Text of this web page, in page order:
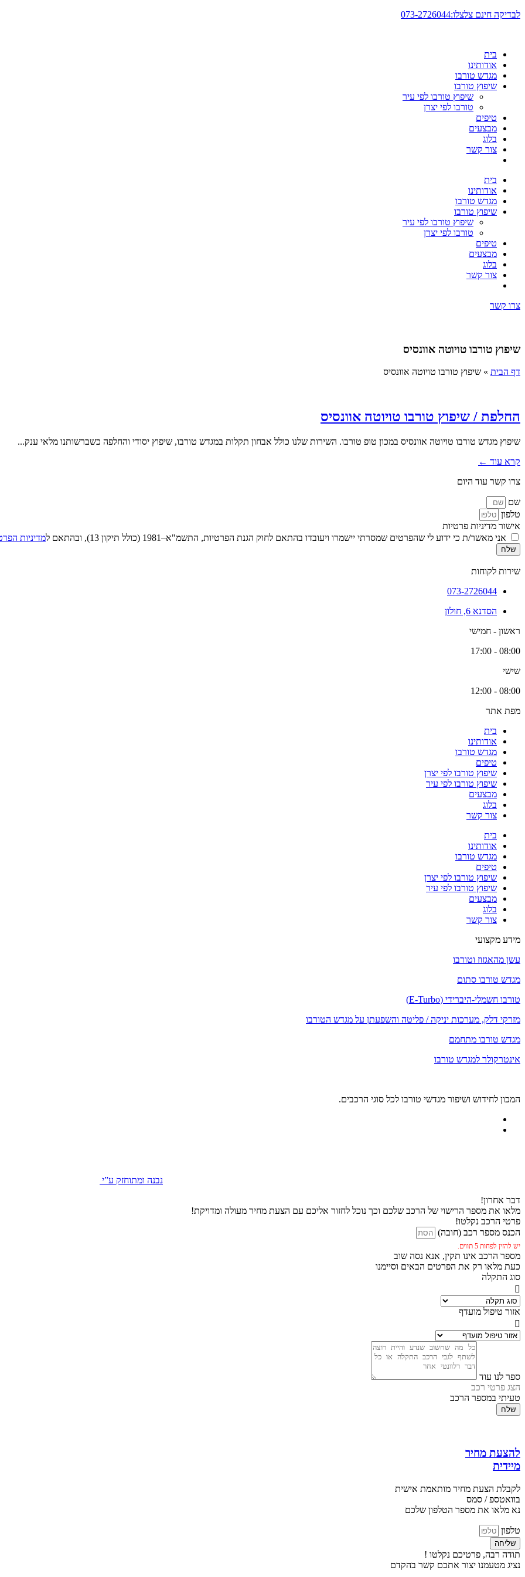
דלג
לבדיקה חינם צלצלו:073-2726044
בית
אודותינו
מגדש טורבו
שיפוץ טורבו
שיפוץ טורבו לפי עיר
טורבו לפי יצרן
טיפים
מבצעים
בלוג
צור קשר
בית
אודותינו
מגדש טורבו
שיפוץ טורבו
שיפוץ טורבו לפי עיר
טורבו לפי יצרן
טיפים
מבצעים
בלוג
צור קשר
צרו קשר
שיפוץ טורבו טויוטה אוונסיס
דף הבית » שיפוץ טורבו טויוטה אוונסיס
החלפת / שיפוץ טורבו טויוטה אוונסיס
שיפוץ מגדש טורבו טויוטה אוונסיס במכון טופ טורבו. השירות שלנו כולל אבחון תקלות במגדש טורבו, שיפוץ יסודי והחלפה כשברשותנו מלאי ענק...
קרא עוד ←
צרו קשר עוד היום
שם
טלפון
אישור מדיניות פרטיות
אני מאשר/ת כי ידוע לי שהפרטים שמסרתי יישמרו ויעובדו בהתאם לחוק הגנת הפרטיות, התשמ"א–1981 (כולל תיקון 13), ובהתאם ל
מדיניות
שלח
שירות לקוחות
073-2726044
הסדנא 6, חולון
ראשון - חמישי
08:00 - 17:00
שישי
08:00 - 12:00
מפת אתר
בית
אודותינו
מגדש טורבו
טיפים
שיפוץ טורבו לפי יצרן
שיפוץ טורבו לפי עיר
מבצעים
בלוג
צור קשר
בית
אודותינו
מגדש טורבו
טיפים
שיפוץ טורבו לפי יצרן
שיפוץ טורבו לפי עיר
מבצעים
בלוג
צור קשר
מידע מקצועי
עשן מהאגזוז וטורבו
מגדש טורבו סתום
טורבו חשמלי-היברידי (E-Turbo)
מזרקי דלק, מערכות יניקה / פליטה והשפעתן על מגדש הטורבו
מגדש טורבו מתחמם
אינטרקולר למגדש טורבו
המכון לחידוש ושיפור מגדשי טורבו לכל סוגי הרכבים.
נבנה ומתוחזק ע”י
דבר אחרון!
מלאו את מספר הרישוי של הרכב שלכם וכך נוכל לחזור אליכם עם הצעת מחיר מעולה ומדויקת!
פרטי הרכב נקלטו!
הכנס מספר רכב (חובה)
יש להזין לפחות 5 תווים.
מספר הרכב אינו תקין, אנא נסה שוב
כעת מלאו רק את הפרטים הבאים וסיימנו
סוג התקלה
אזור טיפול מועדף
ספר לנו עוד
הצג פרטי רכב
טעיתי במספר הרכב
שלח
להצעת מחיר
מיידית
לקבלת הצעת מחיר מותאמת אישית
בוואטספ / סמס
נא מלאו את מספר הטלפון שלכם
טלפון
שליחה
תודה רבה, פרטיכם נקלטו !
נציג מטעמנו יצור אתכם קשר בהקדם